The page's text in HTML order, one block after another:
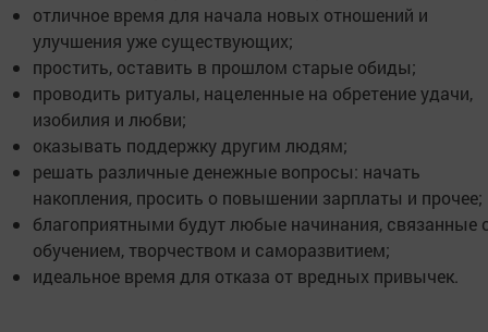
отличное время для начала новых отношений и
улучшения уже существующих;
простить, оставить в прошлом старые обиды;
проводить ритуалы, нацеленные на обретение удачи,
изобилия и любви;
оказывать поддержку другим людям;
решать различные денежные вопросы: начать
накопления, просить о повышении зарплаты и прочее;
благоприятными будут любые начинания, связанные
обучением, творчеством и саморазвитием;
идеальное время для отказа от вредных привычек.